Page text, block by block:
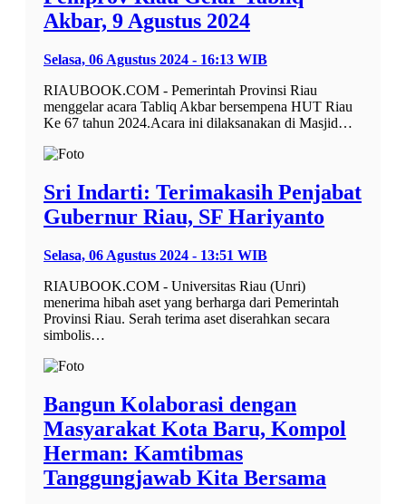
Akbar, 9 Agustus 2024
Selasa, 06 Agustus 2024 - 16:13 WIB
RIAUBOOK.COM - Pemerintah Provinsi Riau
menggelar acara Tabliq Akbar bersempena HUT Riau
Ke 67 tahun 2024.Acara ini dilaksanakan di Masjid…
Sri Indarti: Terimakasih Penjabat
Gubernur Riau, SF Hariyanto
Selasa, 06 Agustus 2024 - 13:51 WIB
RIAUBOOK.COM - Universitas Riau (Unri)
menerima hibah aset yang berharga dari Pemerintah
Provinsi Riau. Serah terima aset diserahkan secara
simbolis…
Bangun Kolaborasi dengan
Masyarakat Kota Baru, Kompol
Herman: Kamtibmas
Tanggungjawab Kita Bersama